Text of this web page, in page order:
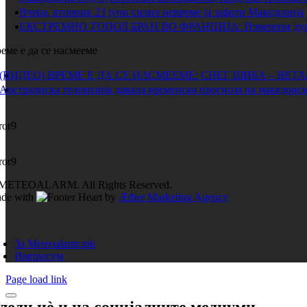
Вчера, вторник 23 јуни силно невреме ја зафати Македонија
ЕКСТРЕМНО ТОПОЛ БРАН ВО ФРАНЦИЈА: Измерени дури
е да се насмееме
ВРЕМЕ Е ДА СЕ НАСМЕЕМЕ: СНЕГ ШИБА –
телевизија давала временска прогноза на
All Rights Reserved.
with
by Æther Marketing Agency
За Meteoalarm.mk
Импресум
Page load link